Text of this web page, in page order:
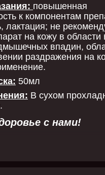
повышенная
к компонентам
лактация; не
на кожу в области
впадин,
раздражения на
50мл
В сухом
с нами!